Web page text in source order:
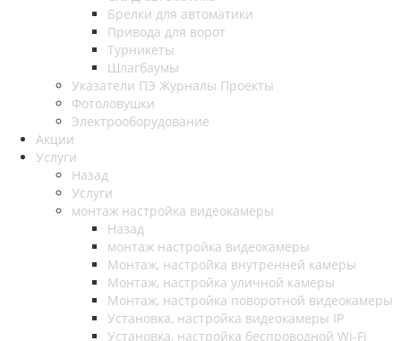
Брелки для автоматики
Привода для ворот
Турникеты
Шлагбаумы
Указатели ПЭ Журналы Проекты
Фотоловушки
Электрооборудование
Акции
Услуги
Назад
Услуги
монтаж настройка видеокамеры
Назад
монтаж настройка видеокамеры
Монтаж, настройка внутренней камеры
Монтаж, настройка уличной камеры
Монтаж, настройка поворотной видеокамеры
Установка, настройка видеокамеры IP
Установка, настройка беспроводной Wi-Fi